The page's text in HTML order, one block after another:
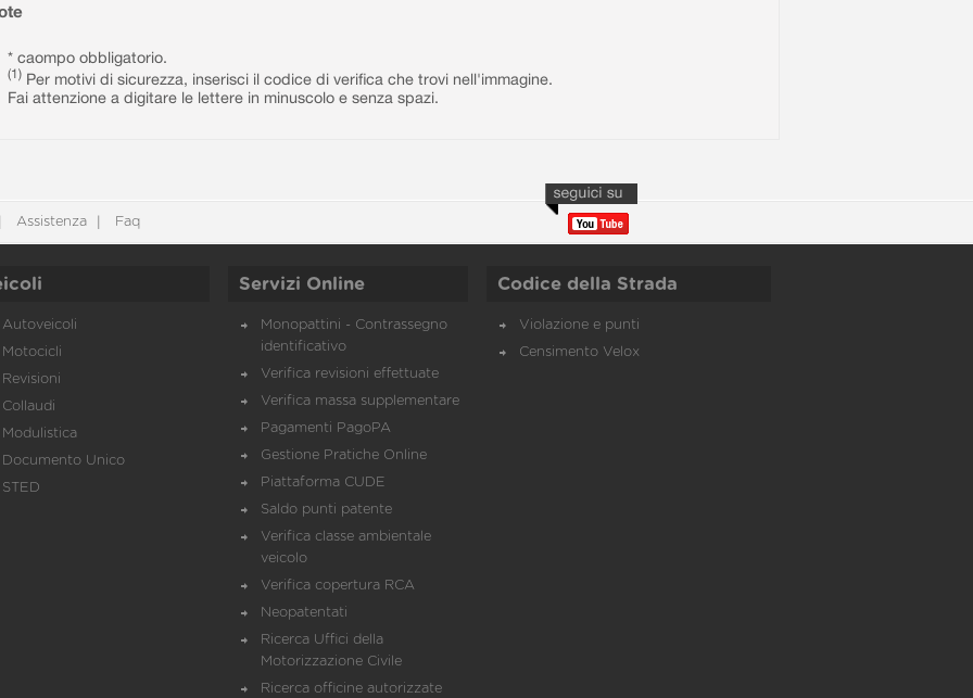
* caompo obbligatorio.
(1) Per motivi di sicurezza, inserisci il codice di verifica che trovi nell'immagine.
Fai attenzione a digitare le lettere in minuscolo e senza spazi.
Assistenza Faq
Autoveicoli
Motocicli
Revisioni
Collaudi
Modulistica
Documento Unico
STED
Servizi Online
Monopattini - Contrassegno
identificativo
Verifica revisioni effettuate
Verifica massa supplementare
Pagamenti PagoPA
Gestione Pratiche Online
Piattaforma CUDE
Saldo punti patente
Verifica classe ambientale
veicolo
Verifica copertura RCA
Neopatentati
Ricerca Uffici della
Motorizzazione Civile
Ricerca officine autorizzate
Codice della Strada
Violazione e punti
Censimento Velox